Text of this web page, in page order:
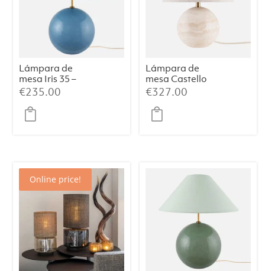
Lámpara de
mesa Iris 35 –
Azul paloma
€235.00
Lámpara de
mesa Castello
24 – Travertino
€327.00
Online price!